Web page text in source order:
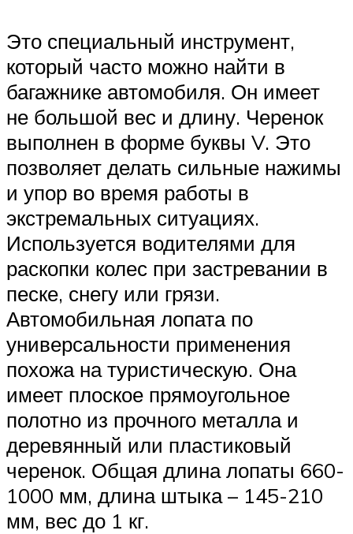
Это специальный инструмент,
который часто можно найти в
багажнике автомобиля. Он имеет
не большой вес и длину. Черенок
выполнен в форме буквы V. Это
позволяет делать сильные нажимы
и упор во время работы в
экстремальных ситуациях.
Используется водителями для
раскопки колес при застревании в
песке, снегу или грязи.
Автомобильная лопата по
универсальности применения
похожа на туристическую. Она
имеет плоское прямоугольное
полотно из прочного металла и
деревянный или пластиковый
черенок. Общая длина лопаты 660-
1000 мм, длина штыка – 145-210
мм, вес до 1 кг.